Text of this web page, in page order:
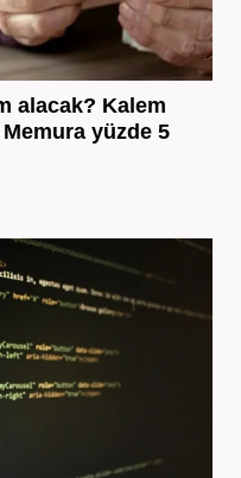
alacak? Kalem
yüzde 5